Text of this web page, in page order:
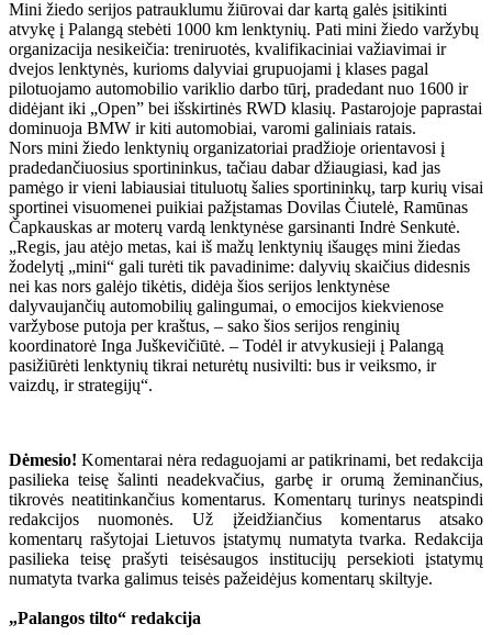
Mini žiedo serijos patrauklumu žiūrovai dar kartą galės įsitikinti
atvykę į Palangą stebėti 1000 km lenktynių. Pati mini žiedo varžybų
organizacija nesikeičia: treniruotės, kvalifikaciniai važiavimai ir
dvejos lenktynės, kurioms dalyviai grupuojami į klases pagal
pilotuojamo automobilio variklio darbo tūrį, pradedant nuo 1600 ir
didėjant iki „Open” bei išskirtinės RWD klasių. Pastarojoje paprastai
dominuoja BMW ir kiti automobiai, varomi galiniais ratais.
Nors mini žiedo lenktynių organizatoriai pradžioje orientavosi į
pradedančiuosius sportininkus, tačiau dabar džiaugiasi, kad jas
pamėgo ir vieni labiausiai tituluotų šalies sportininkų, tarp kurių visai
sportinei visuomenei puikiai pažįstamas Dovilas Čiutelė, Ramūnas
Čapkauskas ar moterų vardą lenktynėse garsinanti Indrė Senkutė.
„Regis, jau atėjo metas, kai iš mažų lenktynių išaugęs mini žiedas
žodelytį „mini“ gali turėti tik pavadinime: dalyvių skaičius didesnis
nei kas nors galėjo tikėtis, didėja šios serijos lenktynėse
dalyvaujančių automobilių galingumai, o emocijos kiekvienose
varžybose putoja per kraštus, – sako šios serijos renginių
koordinatorė Inga Juškevičiūtė. – Todėl ir atvykusieji į Palangą
pasižiūrėti lenktynių tikrai neturėtų nusivilti: bus ir veiksmo, ir
vaizdų, ir strategijų“.
Dėmesio! Komentarai nėra redaguojami ar patikrinami, bet redakcija
pasilieka teisę šalinti neadekvačius, garbę ir orumą žeminančius,
tikrovės neatitinkančius komentarus. Komentarų turinys neatspindi
redakcijos nuomonės. Už įžeidžiančius komentarus atsako
komentarų rašytojai Lietuvos įstatymų numatyta tvarka. Redakcija
pasilieka teisę prašyti teisėsaugos institucijų persekioti įstatymų
numatyta tvarka galimus teisės pažeidėjus komentarų skiltyje.
„Palangos tilto“ redakcija